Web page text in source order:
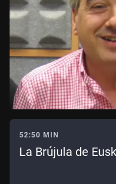
52:50 MIN
La Brújula de